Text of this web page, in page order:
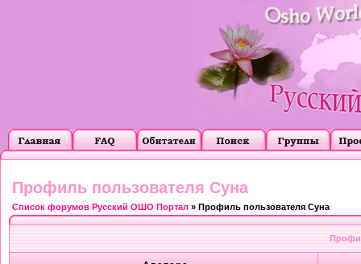
Профиль пользователя Суна
Список форумов Русский ОШО Портал » Профиль пользователя Суна